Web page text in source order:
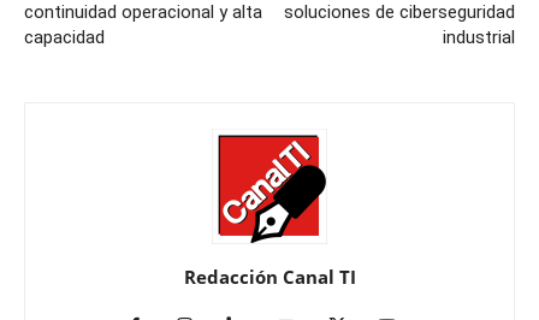
continuidad operacional y alta
capacidad
soluciones de ciberseguridad
industrial
Redacción Canal TI